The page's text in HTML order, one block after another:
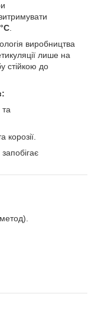
.
виробництва
лише на
стійкою до
та
корозії.